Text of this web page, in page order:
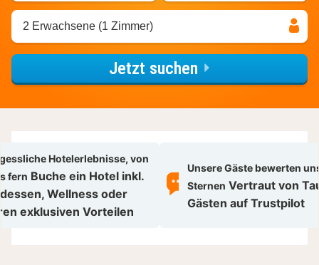
2 Erwachsene (1 Zimmer)
Jetzt suchen
Hotelerlebnisse, von
fern Buche ein Hotel inkl.
Wellness oder
exklusiven Vorteilen
Unsere Gäste bewerten
Sternen Vertraut von
Gästen auf Trustpilot